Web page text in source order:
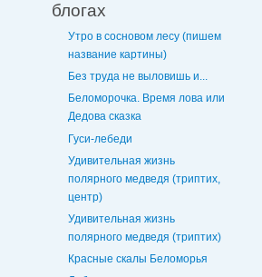
блогах
Утро в сосновом лесу (пишем
название картины)
Без труда не выловишь и...
Беломорочка. Время лова или
Дедова сказка
Гуси-лебеди
Удивительная жизнь
полярного медведя (триптих,
центр)
Удивительная жизнь
полярного медведя (триптих)
Красные скалы Беломорья